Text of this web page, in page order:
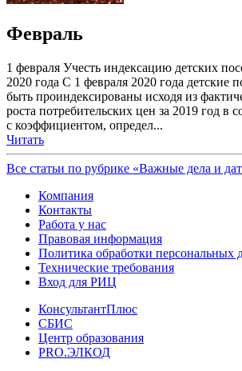
Февраль
1 февраля Учесть индексацию детских
2020 года С 1 февраля 2020 года детские
быть проиндексированы исходя из
роста потребительских цен за 2019 год в
с коэффициентом, определ...
Читать
Все статьи по рубрике «Важные дела и
Компания
Контакты
Работа у нас
Правовая информация
Политика обработки персональных
Технические требования
Вход для РИЦ
КонсультантПлюс
СБИС
Центр образования
PRO.ЭЛКОД